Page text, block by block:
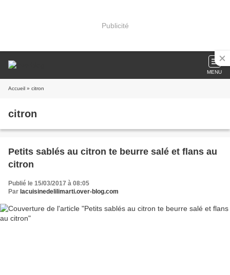
Publicité
MENU
Accueil » citron
citron
Petits sablés au citron te beurre salé et flans au
citron
Publié le 15/03/2017 à 08:05
Par lacuisinedelilimarti.over-blog.com